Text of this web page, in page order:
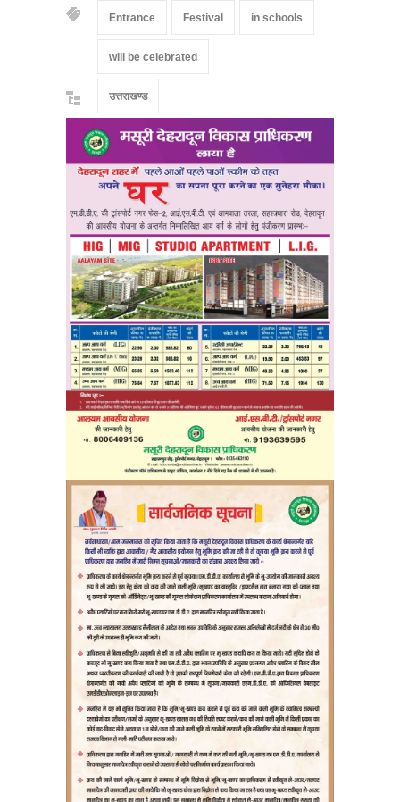
Entrance Festival in schools
will be celebrated
उत्तराखण्ड